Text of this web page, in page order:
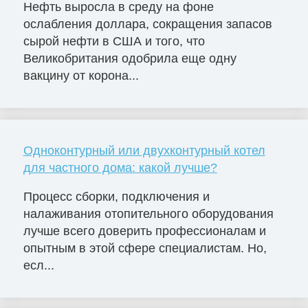
Нефть выросла в среду на фоне
ослабления доллара, сокращения запасов
сырой нефти в США и того, что
Великобритания одобрила еще одну
вакцину от корона...
Одноконтурный или двухконтурный котел
для частного дома: какой лучше?
Процесс сборки, подключения и
налаживания отопительного оборудования
лучше всего доверить профессионалам и
опытным в этой сфере специалистам. Но,
есл...